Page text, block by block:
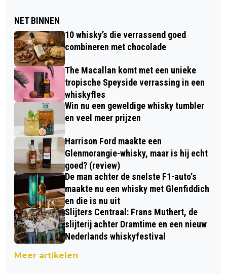
NET BINNEN
10 whisky’s die verrassend goed
combineren met chocolade
The Macallan komt met een unieke
tropische Speyside verrassing in een
whiskyfles
Win nu een geweldige whisky tumbler
en veel meer prijzen
Harrison Ford maakte een
Glenmorangie-whisky, maar is hij echt
goed? (review)
De man achter de snelste F1-auto's
maakte nu een whisky met Glenfiddich
en die is nu uit
Slijters Centraal: Frans Muthert, de
slijterij achter Dramtime en een nieuw
Nederlands whiskyfestival
Meer artikelen